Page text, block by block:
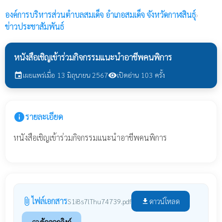
องค์การบริหารส่วนตำบลสมเด็จ อำเภอสมเด็จ จังหวัดกาฬสินธุ์›
ข่าวประชาสัมพันธ์
หนังสือเชิญเข้าร่วมกิจกรรมแนะนำอาชีพคนพิการ
eventเผยแพร่เมื่อ 13 มิถุนายน 2567visibilityเปิดอ่าน 103 ครั้ง
infoรายละเอียด
หนังสือเชิญเข้าร่วมกิจกรรมแนะนำอาชีพคนพิการ
attach_file ไฟล์เอกสารS1i8s7lThu74739.pdf file_download ดาวน์โหลด